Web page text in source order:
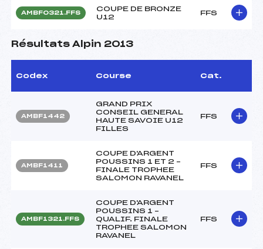
AMBF0321.FFS
COUPE DE BRONZE
U12
FFS
Résultats Alpin 2013
Codex Course Cat.
AMBF1442
GRAND PRIX
CONSEIL GENERAL
HAUTE SAVOIE U12
FILLES
FFS
AMBF1411
COUPE D'ARGENT
POUSSINS 1 ET 2 –
FINALE TROPHEE
SALOMON RAVANEL
FFS
AMBF1321.FFS
COUPE D'ARGENT
POUSSINS 1 –
QUALIF. FINALE
TROPHEE SALOMON
RAVANEL
FFS